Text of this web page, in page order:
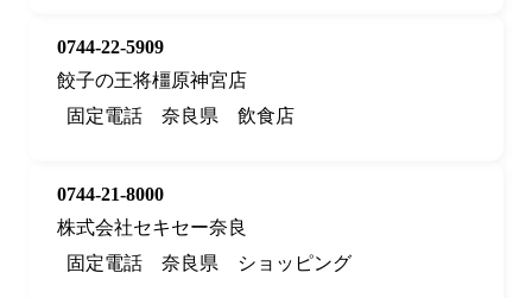
0744-22-5909
餃子の王将橿原神宮店
固定電話
奈良県 飲食店
0744-21-8000
株式会社セキセー奈良
固定電話
奈良県 ショッピング